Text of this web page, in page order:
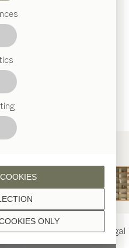
ONLY
Stuhl filignoRegal
veredelt.